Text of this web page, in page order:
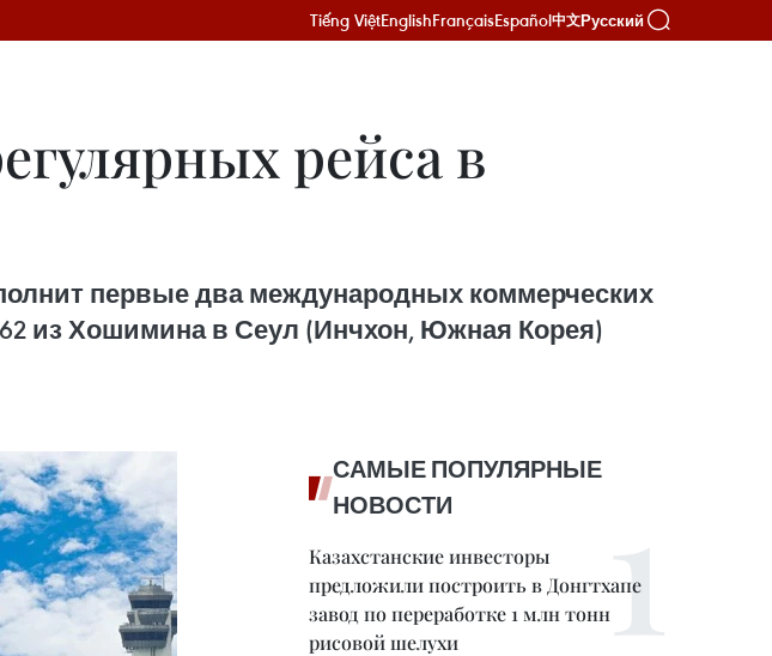
Tiếng ViệtEnglishFrançaisEspañol中文Русский
рейса в
первые два международных коммерческих
из Хошимина в Сеул (Инчхон, Южная Корея)
САМЫЕ ПОПУЛЯРНЫЕ
НОВОСТИ
Казахстанские инвесторы
предложили построить в Донгтхапе
завод по переработке 1 млн тонн
рисовой шелухи